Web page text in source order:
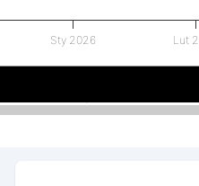
Sty 2026 Lut